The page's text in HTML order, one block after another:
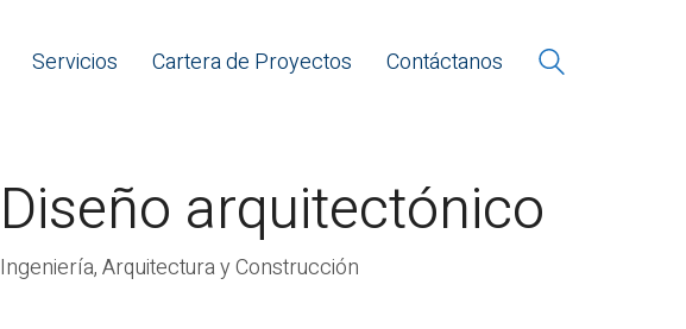
Servicios Cartera de Proyectos Contáctanos
Diseño arquitectónico
Ingeniería, Arquitectura y Construcción